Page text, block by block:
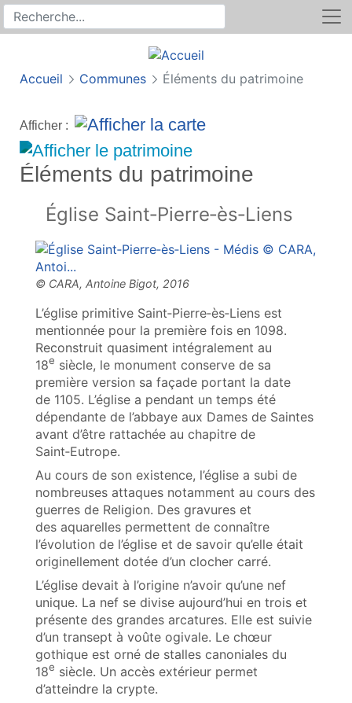
Recherche sur le site
Rechercher
Accueil Communes Éléments du patrimoine
Afficher :
Éléments du patrimoine
Église Saint‑Pierre‑ès‑Liens
L’église primitive Saint‑Pierre‑ès‑Liens est
mentionnée pour la première fois en 1098.
Reconstruit quasiment intégralement au
18e siècle, le monument conserve de sa
première version sa façade portant la date
de 1105. L’église a pendant un temps été
dépendante de l’abbaye aux Dames de Saintes
avant d’être rattachée au chapitre de
Saint‑Eutrope.
Au cours de son existence, l’église a subi de
nombreuses attaques notamment au cours des
guerres de Religion. Des gravures et
des aquarelles permettent de connaître
l’évolution de l’église et de savoir qu’elle était
originellement dotée d’un clocher carré.
L’église devait à l’origine n’avoir qu’une nef
unique. La nef se divise aujourd’hui en trois et
présente des grandes arcatures. Elle est suivie
d’un transept à voûte ogivale. Le chœur
gothique est orné de stalles canoniales du
18e siècle. Un accès extérieur permet
d’atteindre la crypte.